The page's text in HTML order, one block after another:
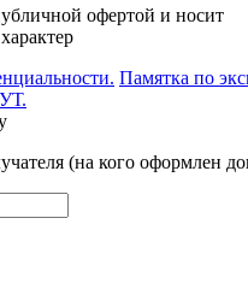
офертой и носит
Памятка по
(на кого оформлен